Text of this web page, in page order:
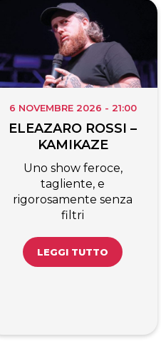
6 NOVEMBRE 2026 - 21:00
ELEAZARO ROSSI –
KAMIKAZE
Uno show feroce,
tagliente, e
rigorosamente senza
filtri
LEGGI TUTTO